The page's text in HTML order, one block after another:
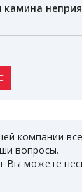
компании
вопросы.
Вы можете